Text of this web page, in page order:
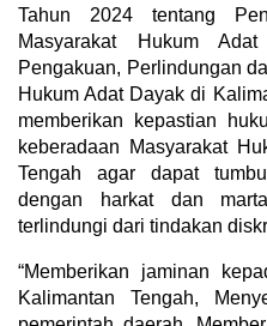
Tahun 2024 tentang
Masyarakat Hukum
Pengakuan, Perlindungan
Hukum Adat Dayak di
memberikan kepastian
keberadaan Masyarakat
Tengah agar dapat
dengan harkat dan
terlindungi dari tindakan
“Memberikan jaminan
Kalimantan Tengah,